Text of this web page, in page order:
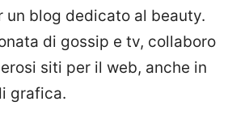
un blog dedicato al beauty.
di gossip e tv, collaboro
siti per il web, anche in
grafica.